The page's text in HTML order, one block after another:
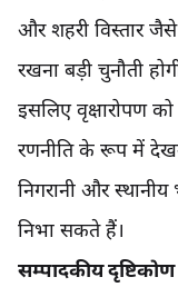
और शहरी विस्तार
रखना बड़ी चुनौती
इसलिए वृक्षारोपण
रणनीति के रूप में
निगरानी और स्थानीय
निभा सकते हैं।
सम्पादकीय दृष्टिकोण